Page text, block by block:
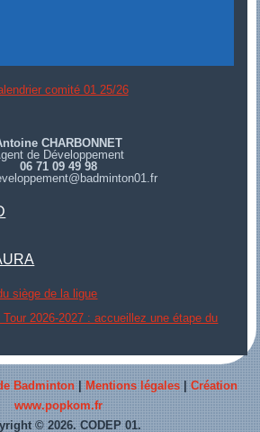
comité 01 25/26
CHARBONNET
de Développement
06 71 09 49 98
siège de la ligue
2026-2027 : accueillez une étape du
Badminton Mentions légales
Création
www.popkom.fr
© 2026. CODEP 01.